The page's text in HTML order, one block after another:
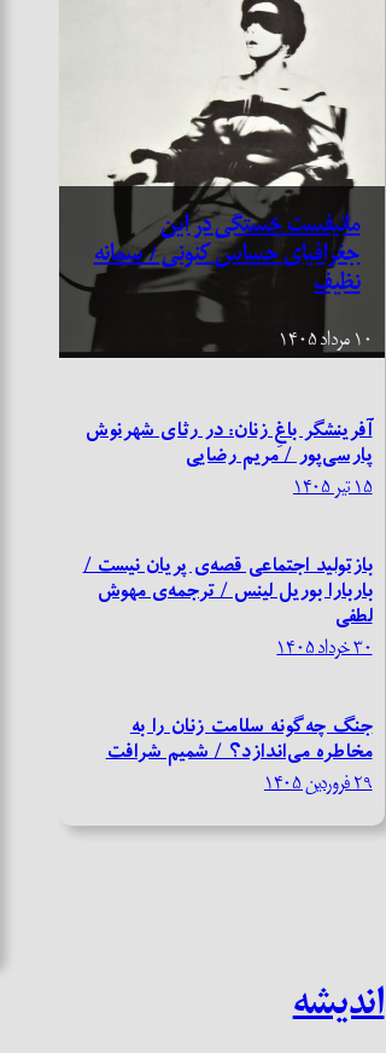
مانیفست خستگی در این
جغرافیای حساس کنونی / سمانه
نظیف
۱۰ مرداد ۱۴۰۵
آفرینشگر باغِ زنان: در رثای شهرنوش
پارسی‌پور / مریم رضایی
۱۵ تیر ۱۴۰۵
بازتولید اجتماعی قصه‌ی پریان نیست /
باربارا بوریل لینس / ترجمه‌ی مهوش
لطفی
۳۰ خرداد ۱۴۰۵
جنگ چه‌گونه سلامت زنان را به
مخاطره می‌اندازد؟ / شمیم شرافت
۲۹ فروردین ۱۴۰۵
اندیشه